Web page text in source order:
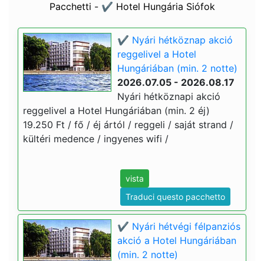
Pacchetti - ✔️ Hotel Hungária Siófok
✔️ Nyári hétköznap akció
reggelivel a Hotel
Hungáriában (min. 2 notte)
2026.07.05 - 2026.08.17
Nyári hétköznapi akció
reggelivel a Hotel Hungáriában (min. 2 éj)
19.250 Ft / fő / éj ártól / reggeli / saját strand /
kültéri medence / ingyenes wifi /
vista
Traduci questo pacchetto
✔️ Nyári hétvégi félpanziós
akció a Hotel Hungáriában
(min. 2 notte)